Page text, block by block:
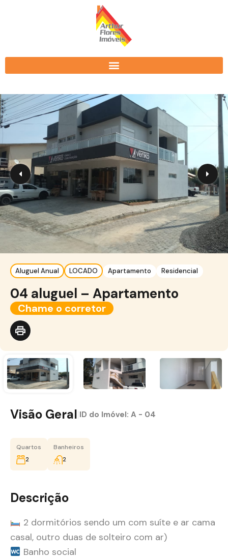
Aluguel Anual LOCADO Apartamento Residencial
04 aluguel – Apartamento
Chame o corretor
Visão Geral ID do Imóvel: A - 04
Quartos
2
Banheiros
2
Descrição
2 dormitórios sendo um com suíte e ar cama
casal, outro duas de solteiro com ar)
Banho social